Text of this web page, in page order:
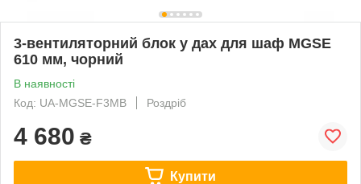
3-вентиляторний блок у дах для шаф MGSE
610 мм, чорний
В наявності
Код: UA-MGSE-F3MB
Роздріб
4 680 ₴
Купити